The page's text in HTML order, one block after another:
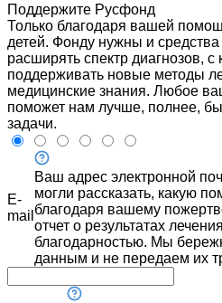
Поддержите Русфонд
Только благодаря вашей
детей. Фонду нужны и
расширять спектр диагнозов,
поддерживать новые методы
медицинские знания. Любое
поможет нам лучше, полнее,
задачи.
E-
mail
Ваш адрес электронной
могли рассказать, какую
благодаря вашему
отчет о результатах
благодарностью. Мы
данным и не передаем их